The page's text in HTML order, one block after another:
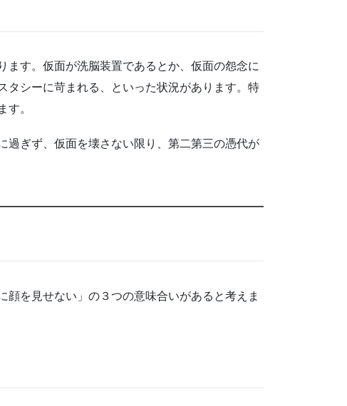
す。仮面が洗脳装置であるとか、仮面の怨念に
タシーに苛まれる、といった状況があります。特
す。
過ぎず、仮面を壊さない限り、第二第三の憑代が
を見せない」の３つの意味合いがあると考えま